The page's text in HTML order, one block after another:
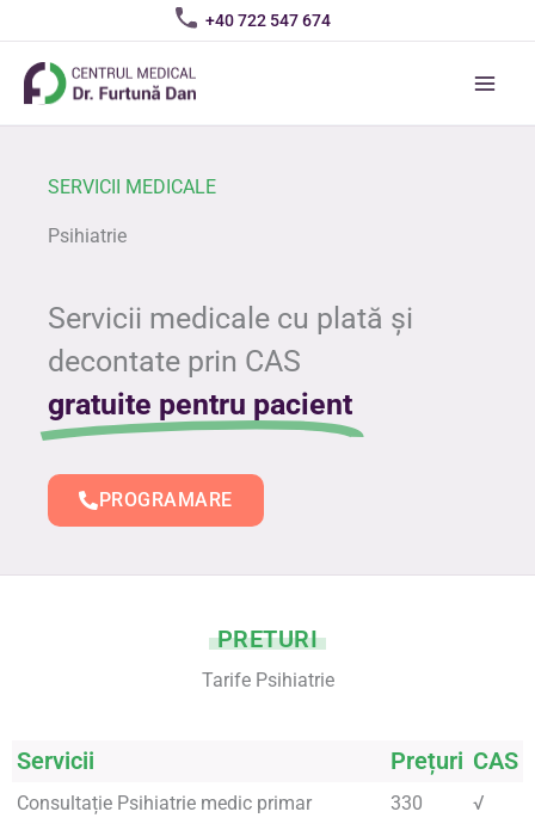
to
content
+40 722 547 674
SERVICII MEDICALE
Psihiatrie
Servicii medicale cu plată și
decontate prin CAS
gratuite pentru pacient
PROGRAMARE
PRETURI
Tarife Psihiatrie
Servicii Prețuri CAS
Consultație Psihiatrie medic primar 330
√